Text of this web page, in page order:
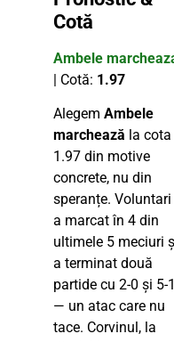
Cotă
Ambele
| Cotă: 1.97
Alegem Ambele
marchează la cota
1.97 din motive
concrete, nu din
speranțe. Voluntari
a marcat în 4 din
ultimele 5 meciuri
a terminat două
partide cu 2-0 și 5-1
— un atac care nu
tace. Corvinul, la